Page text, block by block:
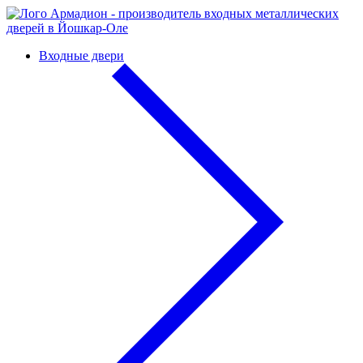
Входные двери